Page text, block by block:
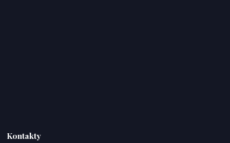
Kontakty